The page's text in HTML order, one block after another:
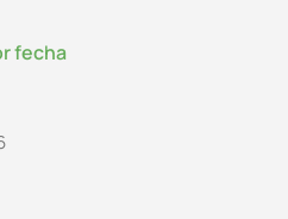
fecha